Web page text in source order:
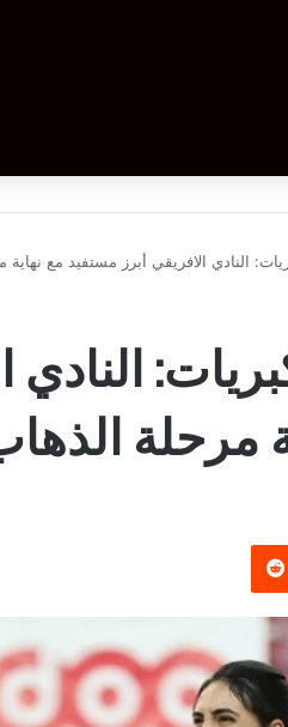
النادي الافريقي أبرز مستفيد مع نهاية
النادي
مرحلة